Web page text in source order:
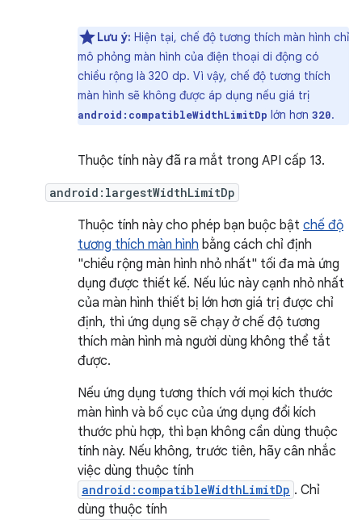
Lưu ý: Hiện tại, chế độ tương thích màn hình chỉ
mô phỏng màn hình của điện thoại di động có
chiều rộng là 320 dp. Vì vậy, chế độ tương thích
màn hình sẽ không được áp dụng nếu giá trị
android:compatibleWidthLimitDp lớn hơn 320.
Thuộc tính này đã ra mắt trong API cấp 13.
android:largestWidthLimitDp
Thuộc tính này cho phép bạn buộc bật chế độ
tương thích màn hình bằng cách chỉ định
"chiều rộng màn hình nhỏ nhất" tối đa mà ứng
dụng được thiết kế. Nếu lúc này cạnh nhỏ nhất
của màn hình thiết bị lớn hơn giá trị được chỉ
định, thì ứng dụng sẽ chạy ở chế độ tương
thích màn hình mà người dùng không thể tắt
được.
Nếu ứng dụng tương thích với mọi kích thước
màn hình và bố cục của ứng dụng đổi kích
thước phù hợp, thì bạn không cần dùng thuộc
tính này. Nếu không, trước tiên, hãy cân nhắc
việc dùng thuộc tính
android:compatibleWidthLimitDp . Chỉ
dùng thuộc tính